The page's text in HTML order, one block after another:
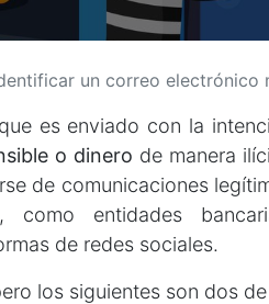
un correo electrónico
es enviado con la
o dinero de manera
de comunicaciones
como entidades
de redes sociales.
los siguientes son dos de